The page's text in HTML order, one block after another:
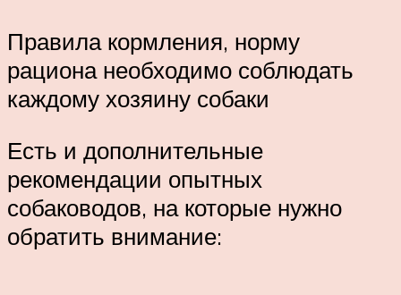
Правила кормления, норму
рациона необходимо соблюдать
каждому хозяину собаки
Есть и дополнительные
рекомендации опытных
собаководов, на которые нужно
обратить внимание: